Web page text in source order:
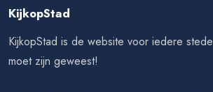
KijkopStad
KijkopStad is de website voor iedere
moet zijn geweest!